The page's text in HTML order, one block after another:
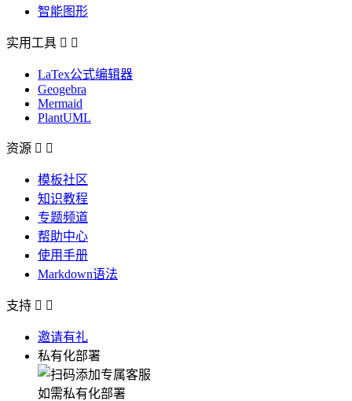
智能图形
实用工具  
LaTex公式编辑器
Geogebra
Mermaid
PlantUML
资源  
模板社区
知识教程
专题频道
帮助中心
使用手册
Markdown语法
支持  
邀请有礼
私有化部署
如需私有化部署